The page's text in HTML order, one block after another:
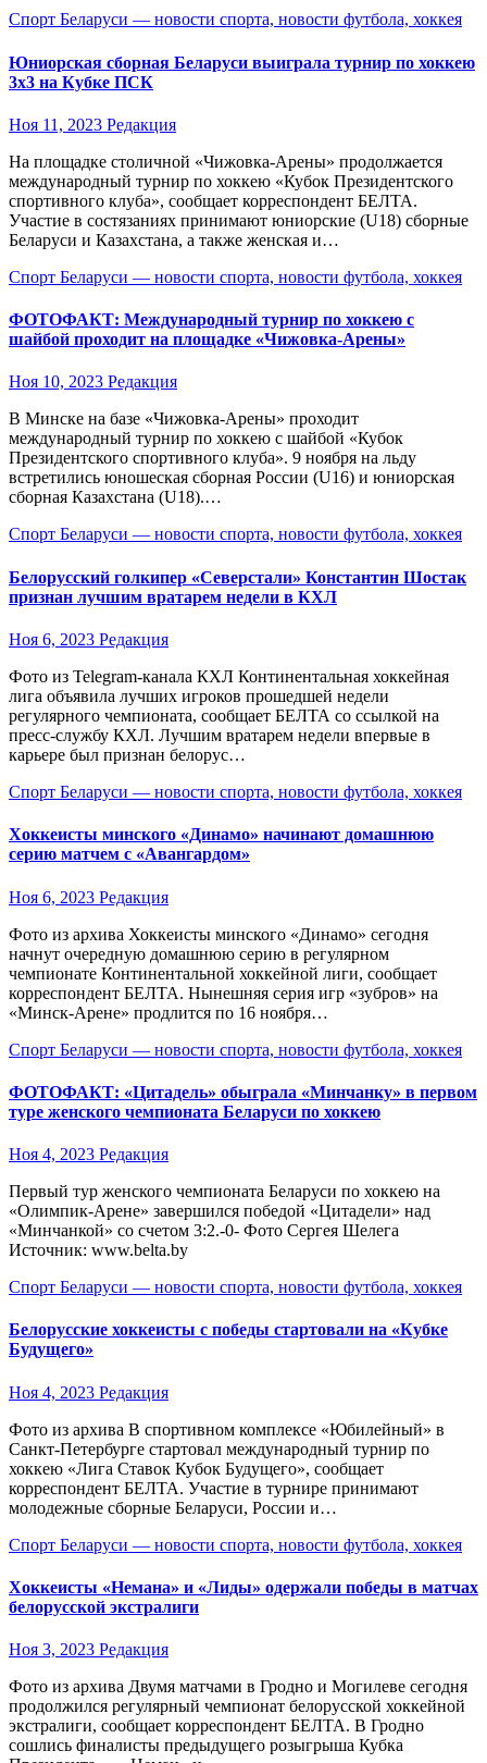
Спорт Беларуси — новости спорта, новости футбола, хоккея
Юниорская сборная Беларуси выиграла турнир по хоккею
3х3 на Кубке ПСК
Ноя 11, 2023 Редакция
На площадке столичной «Чижовка-Арены» продолжается
международный турнир по хоккею «Кубок Президентского
спортивного клуба», сообщает корреспондент БЕЛТА.
Участие в состязаниях принимают юниорские (U18) сборные
Беларуси и Казахстана, а также женская и…
Спорт Беларуси — новости спорта, новости футбола, хоккея
ФОТОФАКТ: Международный турнир по хоккею с
шайбой проходит на площадке «Чижовка-Арены»
Ноя 10, 2023 Редакция
В Минске на базе «Чижовка-Арены» проходит
международный турнир по хоккею с шайбой «Кубок
Президентского спортивного клуба». 9 ноября на льду
встретились юношеская сборная России (U16) и юниорская
сборная Казахстана (U18).…
Спорт Беларуси — новости спорта, новости футбола, хоккея
Белорусский голкипер «Северстали» Константин Шостак
признан лучшим вратарем недели в КХЛ
Ноя 6, 2023 Редакция
Фото из Telegram-канала КХЛ Континентальная хоккейная
лига объявила лучших игроков прошедшей недели
регулярного чемпионата, сообщает БЕЛТА со ссылкой на
пресс-службу КХЛ. Лучшим вратарем недели впервые в
карьере был признан белорус…
Спорт Беларуси — новости спорта, новости футбола, хоккея
Хоккеисты минского «Динамо» начинают домашнюю
серию матчем с «Авангардом»
Ноя 6, 2023 Редакция
Фото из архива Хоккеисты минского «Динамо» сегодня
начнут очередную домашнюю серию в регулярном
чемпионате Континентальной хоккейной лиги, сообщает
корреспондент БЕЛТА. Нынешняя серия игр «зубров» на
«Минск-Арене» продлится по 16 ноября…
Спорт Беларуси — новости спорта, новости футбола, хоккея
ФОТОФАКТ: «Цитадель» обыграла «Минчанку» в первом
туре женского чемпионата Беларуси по хоккею
Ноя 4, 2023 Редакция
Первый тур женского чемпионата Беларуси по хоккею на
«Олимпик-Арене» завершился победой «Цитадели» над
«Минчанкой» со счетом 3:2.-0- Фото Сергея Шелега
Источник: www.belta.by
Спорт Беларуси — новости спорта, новости футбола, хоккея
Белорусские хоккеисты с победы стартовали на «Кубке
Будущего»
Ноя 4, 2023 Редакция
Фото из архива В спортивном комплексе «Юбилейный» в
Санкт-Петербурге стартовал международный турнир по
хоккею «Лига Ставок Кубок Будущего», сообщает
корреспондент БЕЛТА. Участие в турнире принимают
молодежные сборные Беларуси, России и…
Спорт Беларуси — новости спорта, новости футбола, хоккея
Хоккеисты «Немана» и «Лиды» одержали победы в матчах
белорусской экстралиги
Ноя 3, 2023 Редакция
Фото из архива Двумя матчами в Гродно и Могилеве сегодня
продолжился регулярный чемпионат белорусской хоккейной
экстралиги, сообщает корреспондент БЕЛТА. В Гродно
сошлись финалисты предыдущего розыгрыша Кубка